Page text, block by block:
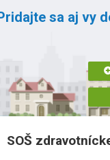
sa aj vy
SOŠ